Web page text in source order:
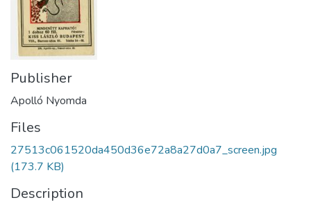
Publisher
Apolló Nyomda
Files
27513c061520da450d36e72a8a27d0a7_screen.jpg
(173.7 KB)
Description